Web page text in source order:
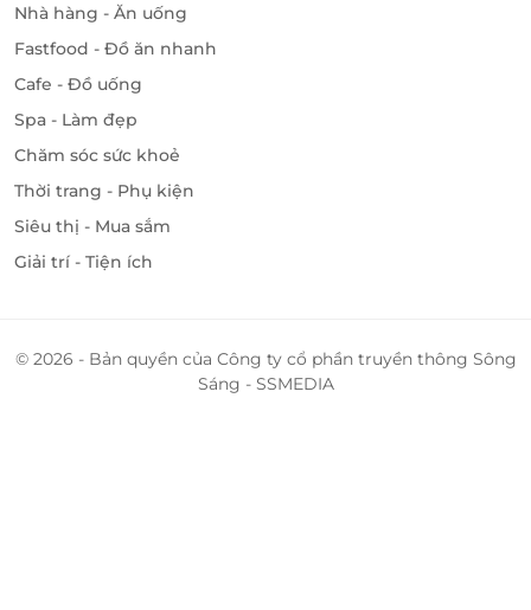
Nhà hàng - Ăn uống
Fastfood - Đồ ăn nhanh
Cafe - Đồ uống
Spa - Làm đẹp
Chăm sóc sức khoẻ
Thời trang - Phụ kiện
Siêu thị - Mua sắm
Giải trí - Tiện ích
© 2026 - Bản quyền của Công ty cổ phần truyền thông Sông
Sáng - SSMEDIA